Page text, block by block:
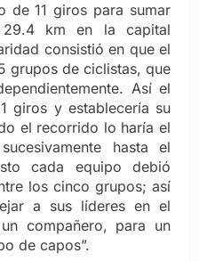
de 11 giros para sumar
km en la capital
consistió en que el
grupos de ciclistas, que
Así el
giros y establecería su
el recorrido lo haría el
hasta el
cada equipo debió
los cinco grupos; así
a sus líderes en el
compañero, para un
de capos”.